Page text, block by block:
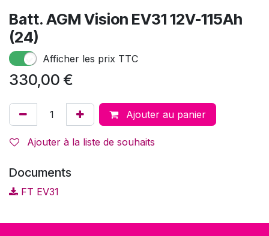
Batt. AGM Vision EV31 12V-115Ah
(24)
Afficher les prix TTC
330,00 €
Ajouter au panier
Ajouter à la liste de souhaits
Documents
FT EV31